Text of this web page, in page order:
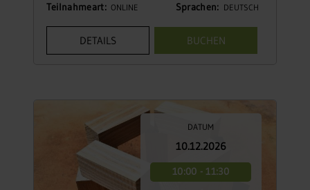
Teilnahmeart:ONLINE Sprachen: DEUTSCH
DETAILS BUCHEN
DATUM
10.12.2026
10:00 - 11:30